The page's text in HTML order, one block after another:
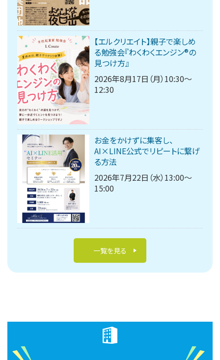
【エルクリエイト】親子で楽しめ
る勉強会『わくわくエンジン®︎の
見つけ方』
2026年8月17日（月）10:30～
12:30
お金をかけずに集客し、
AI×LINE公式でリピートに繋げ
る方法
2026年7月22日（水）13:00～
15:00
一覧を見る